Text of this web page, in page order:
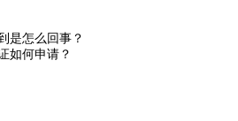
是怎么回事？
如何申请？